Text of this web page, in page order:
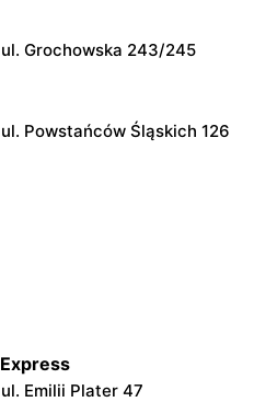
Grochowska 243/245
Powstańców Śląskich 126
Ostrobramska 75C
Emilii Plater 47